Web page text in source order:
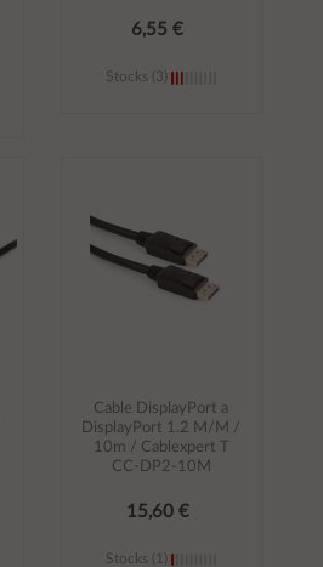
6,55 €
Stocks (3)
Cable DisplayPort a
DisplayPort 1.2 M/M /
10m / Cablexpert T
CC-DP2-10M
15,60 €
Stocks (1)